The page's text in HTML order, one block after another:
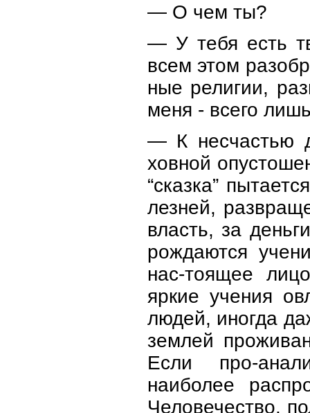
— О чем ты?
— У тебя есть
всем этом
ные религии,
меня - всего
— К несчастью
ховной
“сказка”
лезней,
власть, за
рождаются
нас-тоящее
яркие учения
людей, иногда
землей
Если про-
наиболее
Человечество,